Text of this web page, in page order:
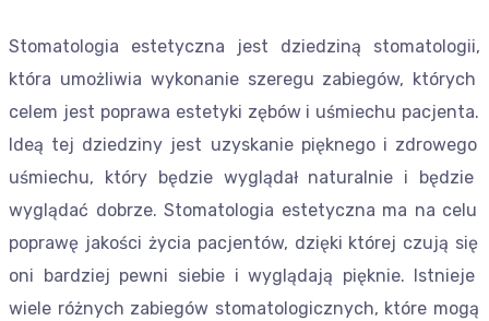
Stomatologia estetyczna jest d zied ziną stomatologii,
która umożliwia wykonanieszeregu zabiegów, których
celem jest poprawa estetyki zębówi uśmiechu pacjenta.
Ideą tej d zied ziny jest uzyskaniepięknegoi zdrowego
uśmiechu, którybęd ziewygl ądałnatural nie i będ zie
wygl ądać dobrze. Stomatologia estetyczna ma na cel u
poprawę jakości życia pacjentów, d zięki której czują się
oni bard ziej pewni siebiei wygląd ają pięknie. stnieje
wie le różnych zabiegów stomatologicznych, które mogą